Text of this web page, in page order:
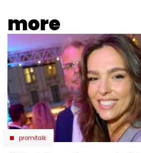
more
promitalk